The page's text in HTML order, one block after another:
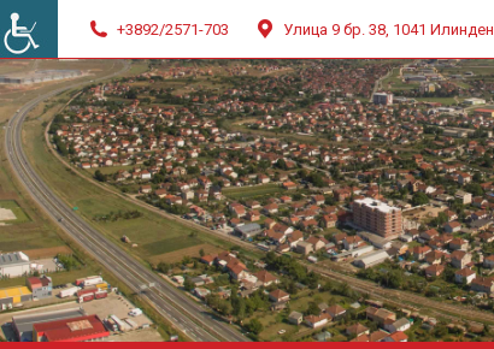
+3892/2571-703 Улица 9 бр. 38, 1041 Илинден